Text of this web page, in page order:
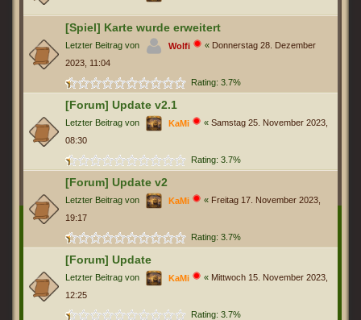
[Spiel] Karte wurde erweitert
Letzter Beitrag von Wolfi « Donnerstag 28. Dezember
2023, 11:04
Rating: 3.7%
[Forum] Update v2.1
Letzter Beitrag von KaMi « Samstag 25. November 2023,
08:30
Rating: 3.7%
[Forum] Update v2
Letzter Beitrag von KaMi « Freitag 17. November 2023,
19:17
Rating: 3.7%
[Forum] Update
Letzter Beitrag von KaMi « Mittwoch 15. November 2023,
12:25
Rating: 3.7%